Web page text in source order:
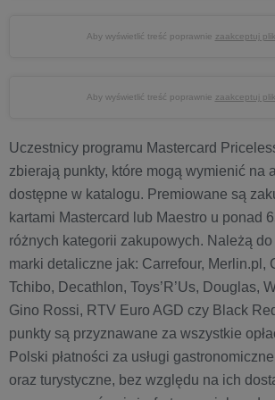
Aby wyświetlić treść poprawnie zaakceptuj
Aby wyświetlić treść poprawnie zaakceptuj
Uczestnicy programu Mastercard
zbierają punkty, które mogą wymienić na
dostępne w katalogu. Premiowane są
kartami Mastercard lub Maestro u ponad
różnych kategorii zakupowych. Należą
marki detaliczne jak: Carrefour, Merlin.pl,
Tchibo, Decathlon, Toys’R’Us, Douglas,
Gino Rossi, RTV Euro AGD czy Black
punkty są przyznawane za wszystkie
Polski płatności za usługi
oraz turystyczne, bez względu na ich